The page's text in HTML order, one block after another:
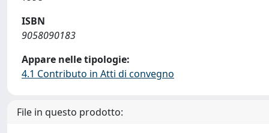
ISBN
9058090183
Appare nelle tipologie:
4.1 Contributo in Atti di convegno
File in questo prodotto: